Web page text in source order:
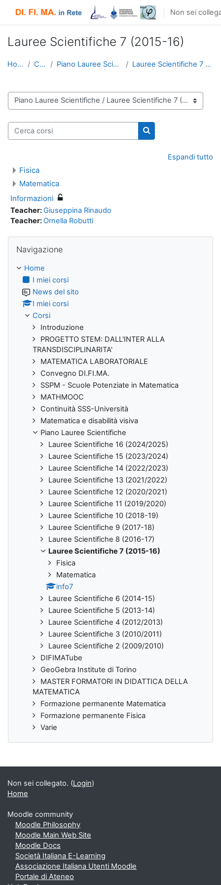
Non sei
Lauree Scientifiche 7 (2015-16)
Home Corsi Piano Lauree Scientifiche Lauree Scientifiche 7 (2015-16)
Categorie di corso
Cerca corsi
Cerca corsi
Espandi tutto
Fisica
Matematica
Informazioni
Teacher:Giuseppina Rinaudo
Teacher:Ornella Robutti
Navigazione
Home
I miei corsi
News del sito
I miei corsi
Corsi
Introduzione
PROGETTO STEM: DALL'INTER ALLA
TRANSDISCIPLINARITA'
MATEMATICA LABORATORIALE
Convegno DI.FI.MA.
SSPM - Scuole Potenziate in Matematica
MATHMOOC
Continuità SSS-Università
Matematica e disabilità visiva
Piano Lauree Scientifiche
Lauree Scientifiche 16 (2024/2025)
Lauree Scientifiche 15 (2023/2024)
Lauree Scientifiche 14 (2022/2023)
Lauree Scientifiche 13 (2021/2022)
Lauree Scientifiche 12 (2020/2021)
Lauree Scientifiche 11 (2019/2020)
Lauree Scientifiche 10 (2018-19)
Lauree Scientifiche 9 (2017-18)
Lauree Scientifiche 8 (2016-17)
Lauree Scientifiche 7 (2015-16)
Fisica
Matematica
info7
Lauree Scientifiche 6 (2014-15)
Lauree Scientifiche 5 (2013-14)
Lauree Scientifiche 4 (2012/2013)
Lauree Scientifiche 3 (2010/2011)
Lauree Scientifiche 2 (2009/2010)
DIFIMATube
GeoGebra Institute di Torino
MASTER FORMATORI IN DIDATTICA DELLA
MATEMATICA
Formazione permanente Matematica
Formazione permanente Fisica
Varie
Non sei collegato. (Login)
Home
Moodle community
Moodle Philosophy
Moodle Main Web Site
Moodle Docs
Società Italiana E-Learning
Associazione Italiana Utenti Moodle
Portale di Ateneo